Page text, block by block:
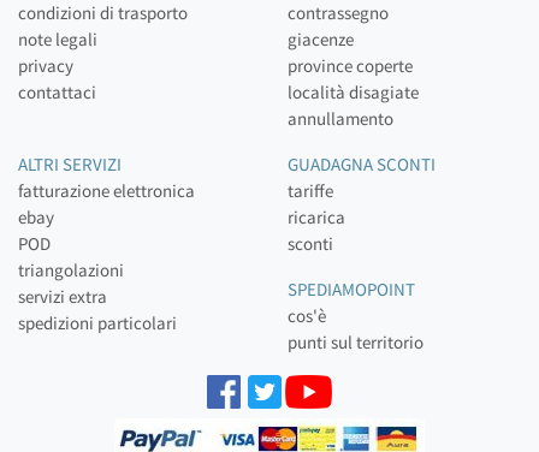
condizioni di trasporto
note legali
privacy
contattaci
contrassegno
giacenze
province coperte
località disagiate
annullamento
ALTRI SERVIZI
fatturazione elettronica
ebay
POD
triangolazioni
servizi extra
spedizioni particolari
GUADAGNA SCONTI
tariffe
ricarica
sconti
SPEDIAMOPOINT
cos'è
punti sul territorio